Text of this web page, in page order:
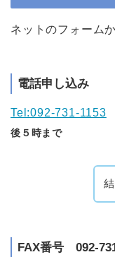
ネットのフォーム
電話申し込み
Tel:092-731-1153
後５時まで
FAX番号 092-